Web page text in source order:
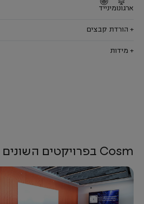
ארגונומינייד
+ הורדת קבצים
+ מידות
Cosm בפרויקטים השונים